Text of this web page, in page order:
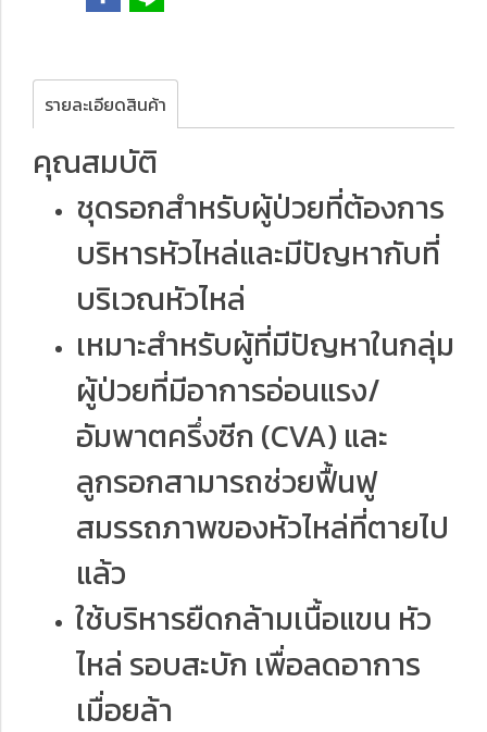
รายละเอียดสินค้า
คุณสมบัติ
ชุดรอกสำหรับผู้ป่วยที่ต้องการ
บริหารหัวไหล่และมีปัญหากับที่
บริเวณหัวไหล่
เหมาะสำหรับผู้ที่มีปัญหาในกลุ่ม
ผู้ป่วยที่มีอาการอ่อนแรง/
อัมพาตครึ่งซีก (CVA) และ
ลูกรอกสามารถช่วยฟื้นฟู
สมรรถภาพของหัวไหล่ที่ตายไป
แล้ว
ใช้บริหารยืดกล้ามเนื้อแขน หัว
ไหล่ รอบสะบัก เพื่อลดอาการ
เมื่อยล้า